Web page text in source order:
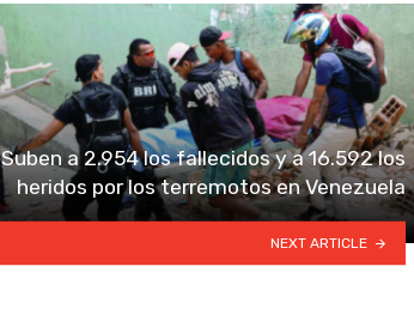
Suben a 2.954 los fallecidos y a 16.592 los
heridos por los terremotos en Venezuela
NEXT ARTICLE